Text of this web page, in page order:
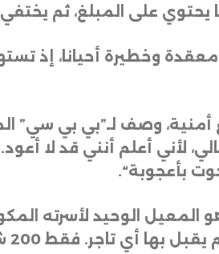
يحتوي على المبلغ، ثم
وخطيرة أحيانا، إذ
وصف لـ”بي بي سي”
لأني أعلم أنني قد لا
بأعجوبة“.
الوحيد لأسرته